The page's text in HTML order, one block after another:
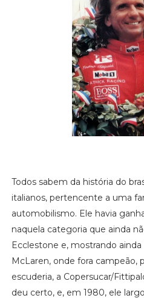
Todos sabem da história do
italianos, pertencente a uma
automobilismo. Ele havia
naquela categoria que ainda
Ecclestone e, mostrando ainda
McLaren, onde fora campeão,
escuderia, a Copersucar/
deu certo, e, em 1980, ele